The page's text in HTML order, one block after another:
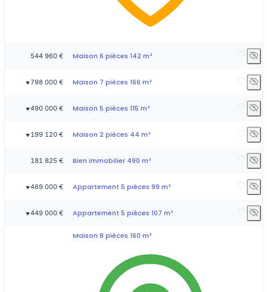
544 960 € Maison 6 pièces 142 m²
▼ 798 000 € Maison 7 pièces 166 m²
▼490 000 € Maison 5 pièces 115 m²
▼ 199 120 € Maison 2 pièces 44 m²
181 825 € Bien immobilier 490 m²
▼469 000 € Appartement 5 pièces 99 m²
▼449 000 € Appartement 5 pièces 107 m²
Maison 8 pièces 160 m²